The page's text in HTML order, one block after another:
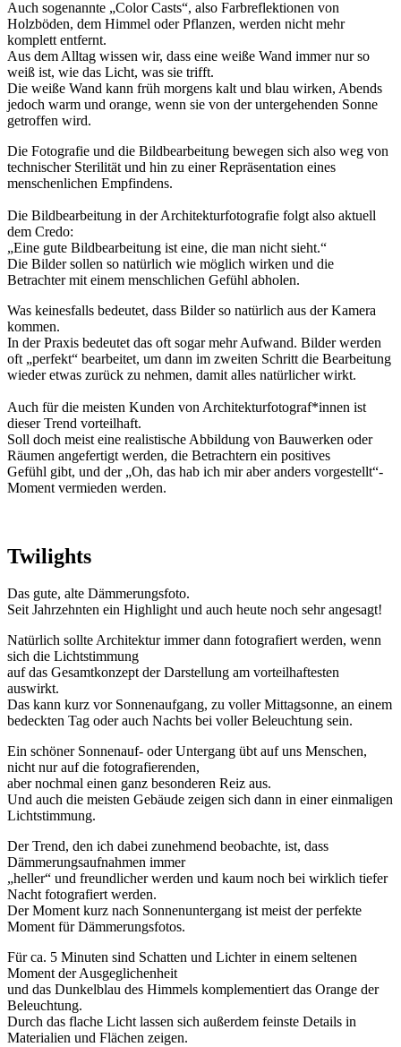
Auch sogenannte „Color Casts“, also Farbreflektionen von
Holzböden, dem Himmel oder Pflanzen, werden nicht mehr
komplett entfernt.
Aus dem Alltag wissen wir, dass eine weiße Wand immer nur so
weiß ist, wie das Licht, was sie trifft.
Die weiße Wand kann früh morgens kalt und blau wirken, Abends
jedoch warm und orange, wenn sie von der untergehenden Sonne
getroffen wird.
Die Fotografie und die Bildbearbeitung bewegen sich also weg von
technischer Sterilität und hin zu einer Repräsentation eines
menschenlichen Empfindens.
Die Bildbearbeitung in der Architekturfotografie folgt also aktuell
dem Credo:
„Eine gute Bildbearbeitung ist eine, die man nicht sieht.“
Die Bilder sollen so natürlich wie möglich wirken und die
Betrachter mit einem menschlichen Gefühl abholen.
Was keinesfalls bedeutet, dass Bilder so natürlich aus der Kamera
kommen.
In der Praxis bedeutet das oft sogar mehr Aufwand. Bilder werden
oft „perfekt“ bearbeitet, um dann im zweiten Schritt die Bearbeitung
wieder etwas zurück zu nehmen, damit alles natürlicher wirkt.
Auch für die meisten Kunden von Architekturfotograf*innen ist
dieser Trend vorteilhaft.
Soll doch meist eine realistische Abbildung von Bauwerken oder
Räumen angefertigt werden, die Betrachtern ein positives
Gefühl gibt, und der „Oh, das hab ich mir aber anders vorgestellt“-
Moment vermieden werden.
Twilights
Das gute, alte Dämmerungsfoto.
Seit Jahrzehnten ein Highlight und auch heute noch sehr angesagt!
Natürlich sollte Architektur immer dann fotografiert werden, wenn
sich die Lichtstimmung
auf das Gesamtkonzept der Darstellung am vorteilhaftesten
auswirkt.
Das kann kurz vor Sonnenaufgang, zu voller Mittagsonne, an einem
bedeckten Tag oder auch Nachts bei voller Beleuchtung sein.
Ein schöner Sonnenauf- oder Untergang übt auf uns Menschen,
nicht nur auf die fotografierenden,
aber nochmal einen ganz besonderen Reiz aus.
Und auch die meisten Gebäude zeigen sich dann in einer einmaligen
Lichtstimmung.
Der Trend, den ich dabei zunehmend beobachte, ist, dass
Dämmerungsaufnahmen immer
„heller“ und freundlicher werden und kaum noch bei wirklich tiefer
Nacht fotografiert werden.
Der Moment kurz nach Sonnenuntergang ist meist der perfekte
Moment für Dämmerungsfotos.
Für ca. 5 Minuten sind Schatten und Lichter in einem seltenen
Moment der Ausgeglichenheit
und das Dunkelblau des Himmels komplementiert das Orange der
Beleuchtung.
Durch das flache Licht lassen sich außerdem feinste Details in
Materialien und Flächen zeigen.